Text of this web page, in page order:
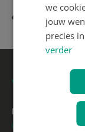
Kom
Kom
WINKEL
Liersesteenweg 88
we
jouw
precies
verder